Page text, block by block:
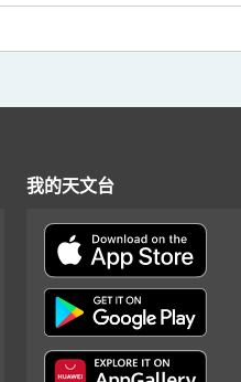
我的天文台